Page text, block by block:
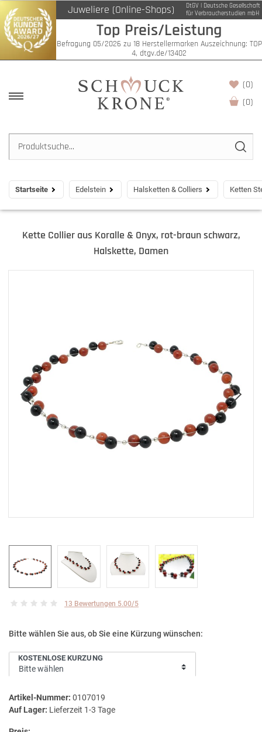
Juweliere (Online-Shops)
DtGV | Deutsche Gesellschaft
für Verbraucherstudien mbH
Top Preis/Leistung
Befragung 05/2026 zu 18 Herstellermarken Auszeichnung: TOP
4, dtgv.de/13402
(0)
(0)
Startseite Edelstein Halsketten & Colliers Ketten
Kette Collier aus Koralle & Onyx, rot-braun schwarz,
Halskette, Damen
13 Bewertungen 5.00/5
Bitte wählen Sie aus, ob Sie eine Kürzung wünschen:
KOSTENLOSE KÜRZUNG
Artikel-Nummer: 0107019
Auf Lager: Lieferzeit 1-3 Tage